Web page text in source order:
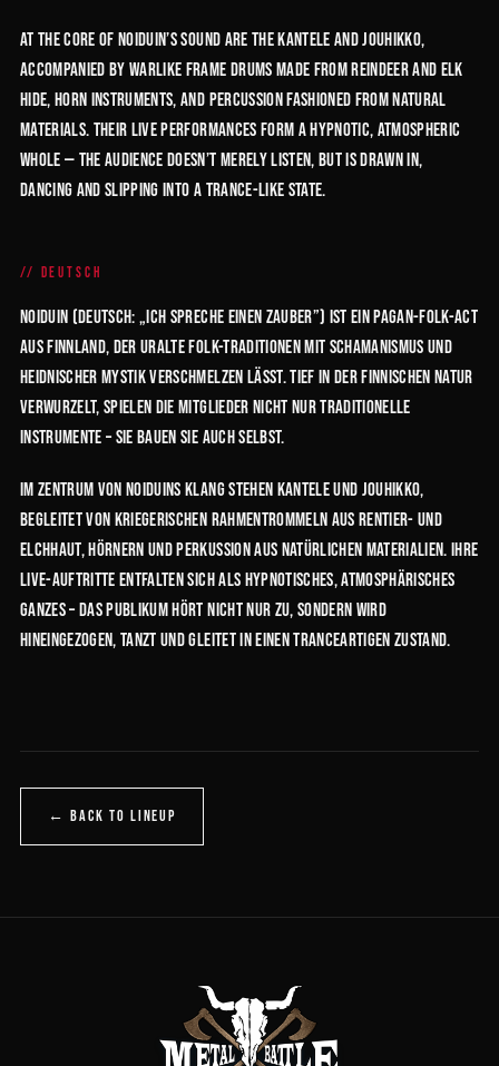
At the core of Noiduin’s sound are the kantele and jouhikko,
accompanied by warlike frame drums made from reindeer and elk
hide, horn instruments, and percussion fashioned from natural
materials. Their live performances form a hypnotic, atmospheric
whole — the audience doesn’t merely listen, but is drawn in,
dancing and slipping into a trance-like state.
DEUTSCH
Noiduin (deutsch: „Ich spreche einen Zauber”) ist ein Pagan-Folk-Act
aus Finnland, der uralte Folk-Traditionen mit Schamanismus und
heidnischer Mystik verschmelzen lässt. Tief in der finnischen Natur
verwurzelt, spielen die Mitglieder nicht nur traditionelle
Instrumente – sie bauen sie auch selbst.
Im Zentrum von Noiduins Klang stehen Kantele und Jouhikko,
begleitet von kriegerischen Rahmentrommeln aus Rentier- und
Elchhaut, Hörnern und Perkussion aus natürlichen Materialien. Ihre
Live-Auftritte entfalten sich als hypnotisches, atmosphärisches
Ganzes – das Publikum hört nicht nur zu, sondern wird
hineingezogen, tanzt und gleitet in einen tranceartigen Zustand.
← BACK TO LINEUP